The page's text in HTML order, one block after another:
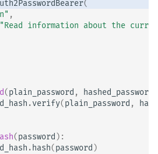
(
,
"Read information about the
(plain_password , hashed_password
.verify(plain_password ,
(password ):
.hash(password )